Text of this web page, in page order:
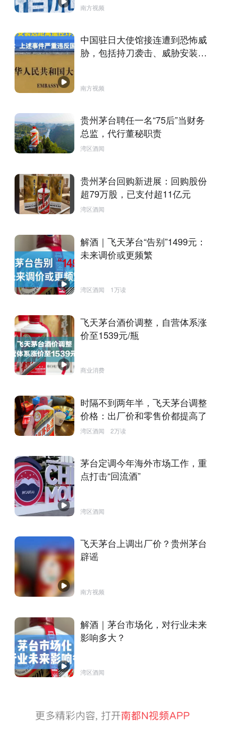
南方视频
中国驻日大使馆接连遭到恐怖威
胁，包括持刀袭击、威胁安装远
南方视频
贵州茅台聘任一名“75后”当财务
总监，代行董秘职责
湾区酒闻
贵州茅台回购新进展：回购股份
超79万股，已支付超11亿元
湾区酒闻
解酒｜飞天茅台“告别”1499元：
未来调价或更频繁
湾区酒闻 1万读
飞天茅台酒价调整，自营体系涨
价至1539元/瓶
商业消费
时隔不到两年半，飞天茅台调整
价格：出厂价和零售价都提高了
湾区酒闻 2万读
茅台定调今年海外市场工作，重
点打击“回流酒”
湾区酒闻
飞天茅台上调出厂价？贵州茅台
辟谣
南方视频
解酒｜茅台市场化，对行业未来
影响多大？
湾区酒闻